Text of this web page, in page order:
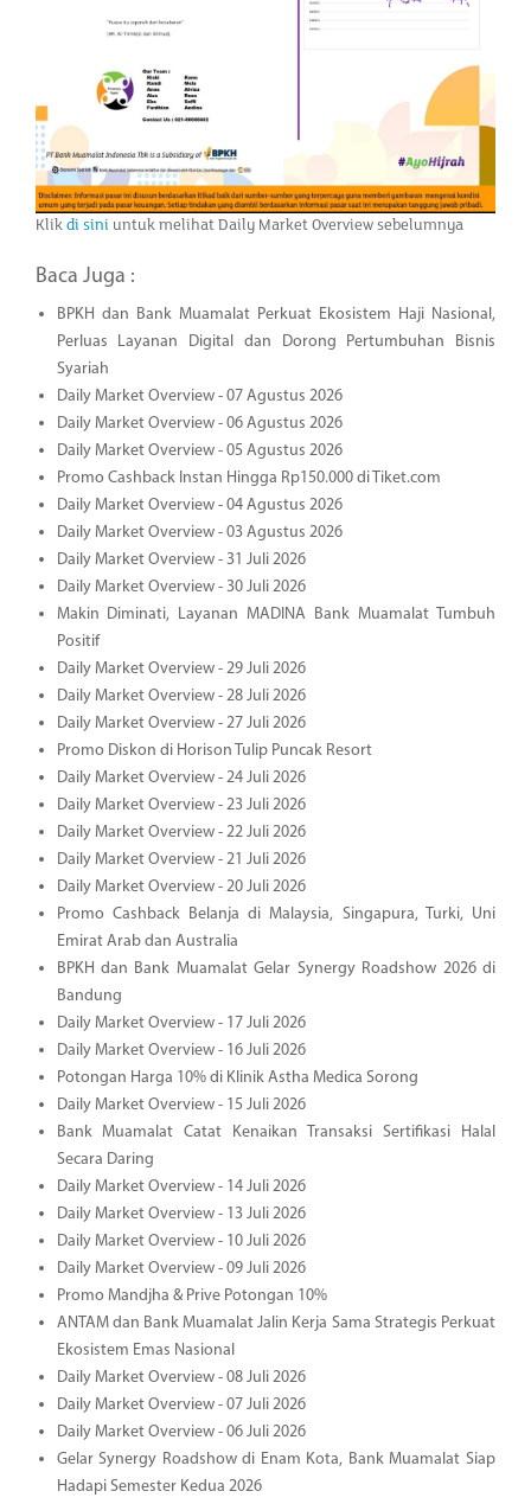
Klikdi sini untuk melihat Daily Market Overview sebelumnya
Baca Juga :
BPKH dan Bank Muamalat Perkuat Ekosistem Haji Nasional,
Perluas Layanan Digital dan Dorong Pertumbuhan Bisnis
Syariah
Daily Market Overview - 07 Agustus 2026
Daily Market Overview - 06 Agustus 2026
Daily Market Overview - 05 Agustus 2026
Promo Cashback Instan Hingga Rp150.000 di Tiket.com
Daily Market Overview - 04 Agustus 2026
Daily Market Overview - 03 Agustus 2026
Daily Market Overview - 31 Juli 2026
Daily Market Overview - 30 Juli 2026
Makin Diminati, Layanan MADINA Bank Muamalat Tumbuh
Positif
Daily Market Overview - 29 Juli 2026
Daily Market Overview - 28 Juli 2026
Daily Market Overview - 27 Juli 2026
Promo Diskon di Horison Tulip Puncak Resort
Daily Market Overview - 24 Juli 2026
Daily Market Overview - 23 Juli 2026
Daily Market Overview - 22 Juli 2026
Daily Market Overview - 21 Juli 2026
Daily Market Overview - 20 Juli 2026
Promo Cashback Belanja di Malaysia, Singapura, Turki, Uni
Emirat Arab dan Australia
BPKH dan Bank Muamalat Gelar Synergy Roadshow 2026 di
Bandung
Daily Market Overview - 17 Juli 2026
Daily Market Overview - 16 Juli 2026
Potongan Harga 10% di Klinik Astha Medica Sorong
Daily Market Overview - 15 Juli 2026
Bank Muamalat Catat Kenaikan Transaksi Sertifikasi Halal
Secara Daring
Daily Market Overview - 14 Juli 2026
Daily Market Overview - 13 Juli 2026
Daily Market Overview - 10 Juli 2026
Daily Market Overview - 09 Juli 2026
Promo Mandjha & Prive Potongan 10%
ANTAM dan Bank Muamalat Jalin Kerja Sama Strategis Perkuat
Ekosistem Emas Nasional
Daily Market Overview - 08 Juli 2026
Daily Market Overview - 07 Juli 2026
Daily Market Overview - 06 Juli 2026
Gelar Synergy Roadshow di Enam Kota, Bank Muamalat Siap
Hadapi Semester Kedua 2026